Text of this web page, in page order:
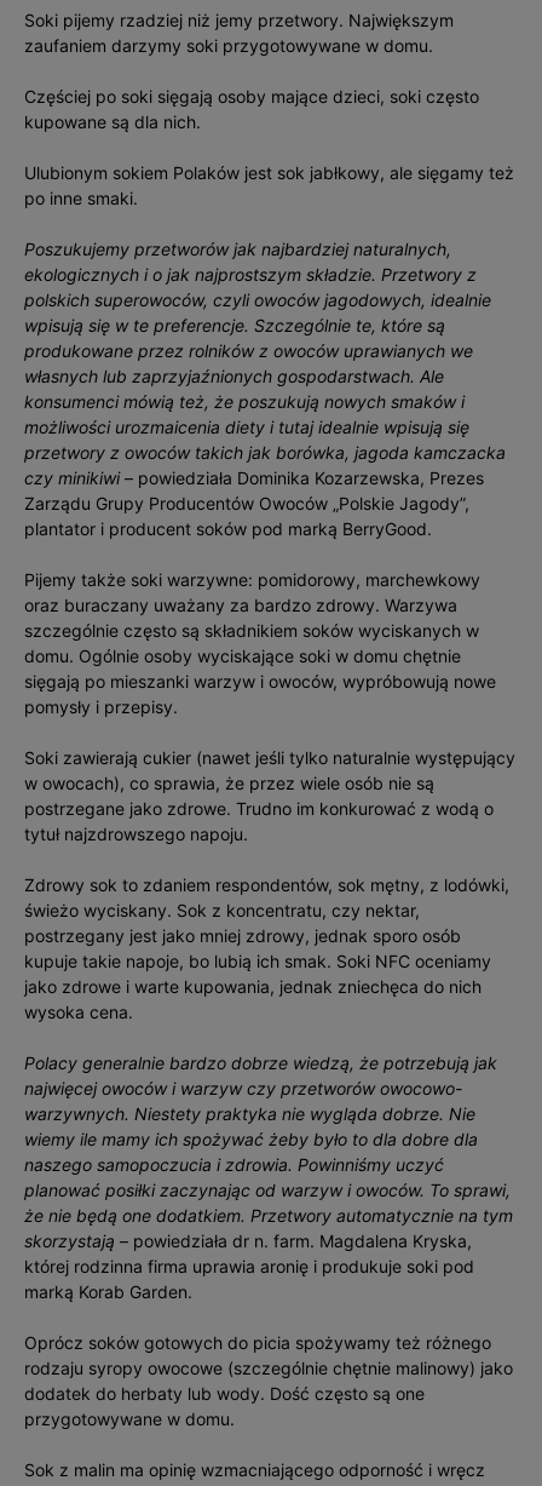
Soki pijemy rzadziej niż jemy przetwory. Największym
zaufaniem darzymy soki przygotowywane w domu.
Częściej po soki sięgają osoby mające dzieci, soki często
kupowane są dla nich.
Ulubionym sokiem Polaków jest sok jabłkowy, ale sięgamy też
po inne smaki.
Poszukujemy przetworów jak najbardziej naturalnych,
ekologicznych i o jak najprostszym składzie. Przetwory z
polskich superowoców, czyli owoców jagodowych, idealnie
wpisują się w te preferencje. Szczególnie te, które są
produkowane przez rolników z owoców uprawianych we
własnych lub zaprzyjaźnionych gospodarstwach. Ale
konsumenci mówią też, że poszukują nowych smaków i
możliwości urozmaicenia diety i tutaj idealnie wpisują się
przetwory z owoców takich jak borówka, jagoda kamczacka
czy minikiwi– powiedziała Dominika Kozarzewska, Prezes
Zarządu ‎Grupy Producentów Owoców „Polskie Jagody”,
plantator i producent soków pod marką BerryGood.
Pijemy także soki warzywne: pomidorowy, marchewkowy
oraz buraczany uważany za bardzo zdrowy. Warzywa
szczególnie często są składnikiem soków wyciskanych w
domu. Ogólnie osoby wyciskające soki w domu chętnie
sięgają po mieszanki warzyw i owoców, wypróbowują nowe
pomysły i przepisy.
Soki zawierają cukier (nawet jeśli tylko naturalnie występujący
w owocach), co sprawia, że przez wiele osób nie są
postrzegane jako zdrowe. Trudno im konkurować z wodą o
tytuł najzdrowszego napoju.
Zdrowy sok to zdaniem respondentów, sok mętny, z lodówki,
świeżo wyciskany. Sok z koncentratu, czy nektar,
postrzegany jest jako mniej zdrowy, jednak sporo osób
kupuje takie napoje, bo lubią ich smak. Soki NFC oceniamy
jako zdrowe i warte kupowania, jednak zniechęca do nich
wysoka cena.
Polacy generalnie bardzo dobrze wiedzą, że potrzebują jak
najwięcej owoców i warzyw czy przetworów owocowo-
warzywnych. Niestety praktyka nie wygląda dobrze. Nie
wiemy ile mamy ich spożywać żeby było to dla dobre dla
naszego samopoczucia i zdrowia. Powinniśmy uczyć
planować posiłki zaczynając od warzyw i owoców. To sprawi,
że nie będą one dodatkiem. Przetwory automatycznie na tym
skorzystają – powiedziała dr n. farm. Magdalena Kryska,
której rodzinna firma uprawia aronię i produkuje soki pod
marką Korab Garden.
Oprócz soków gotowych do picia spożywamy też różnego
rodzaju syropy owocowe (szczególnie chętnie malinowy) jako
dodatek do herbaty lub wody. Dość często są one
przygotowywane w domu.
Sok z malin ma opinię wzmacniającego odporność i wręcz